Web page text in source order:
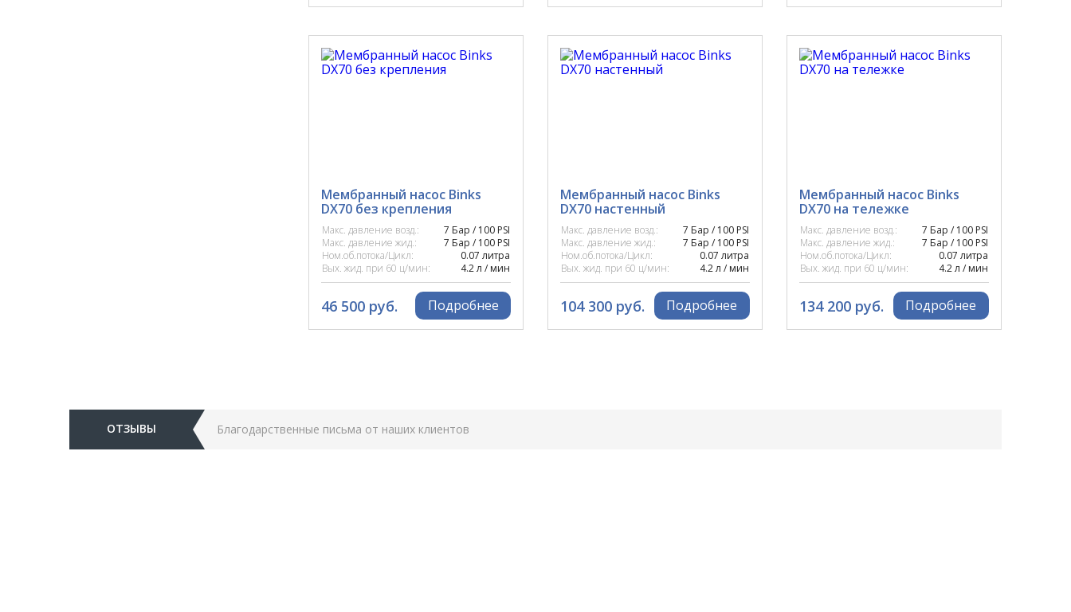
Мембранный насос Binks
DX70 без крепления
Макс. давление возд.:
7 Бар / 100 PSI
Макс. давление жид.:
7 Бар / 100 PSI
Ном.об.потока/Цикл:
0.07 литра
Вых. жид. при 60 ц/мин:
4.2 л / мин
46 500 руб. Подробнее
Мембранный насос Binks
DX70 настенный
Макс. давление возд.:
7 Бар / 100 PSI
Макс. давление жид.:
7 Бар / 100 PSI
Ном.об.потока/Цикл:
0.07 литра
Вых. жид. при 60 ц/мин:
4.2 л / мин
104 300 руб. Подробнее
Мембранный насос Binks
DX70 на тележке
Макс. давление возд.:
7 Бар / 100 PSI
Макс. давление жид.:
7 Бар / 100 PSI
Ном.об.потока/Цикл:
0.07 литра
Вых. жид. при 60 ц/мин:
4.2 л / мин
134 200 руб. Подробнее
ОТЗЫВЫ Благодарственные письма от наших клиентов